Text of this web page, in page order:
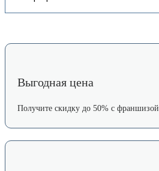
Выгодная цена
Получите скидку до 50% с франшизой.